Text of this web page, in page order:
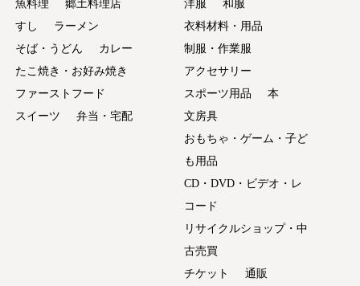
魚料理
郷土料理店
すし
ラーメン
そば・うどん
カレー
たこ焼き・お好み焼き
ファーストフード
スイーツ
弁当・宅配
洋服
和服
衣料材料・用品
制服・作業服
アクセサリー
スポーツ用品
本
文房具
おもちゃ・ゲーム・子ど
も用品
CD・DVD・ビデオ・レ
コード
リサイクルショップ・中
古売買
チケット
通販